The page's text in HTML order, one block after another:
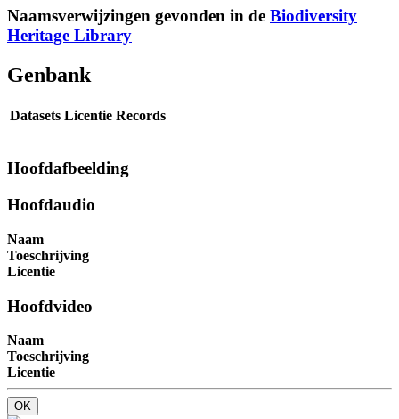
Naamsverwijzingen gevonden in de Biodiversity
Heritage Library
Genbank
Datasets Licentie Records
Hoofdafbeelding
Hoofdaudio
Naam
Toeschrijving
Licentie
Hoofdvideo
Naam
Toeschrijving
Licentie
OK